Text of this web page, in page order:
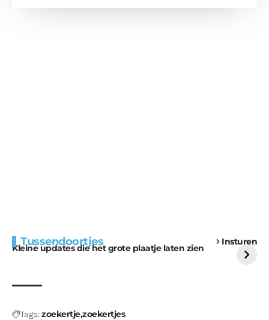
Tussendoortjes Insturen
Kleine updates die het grote plaatje laten zien
voor kabouters
uitdaging
Tags:zoekertjezoekertjes